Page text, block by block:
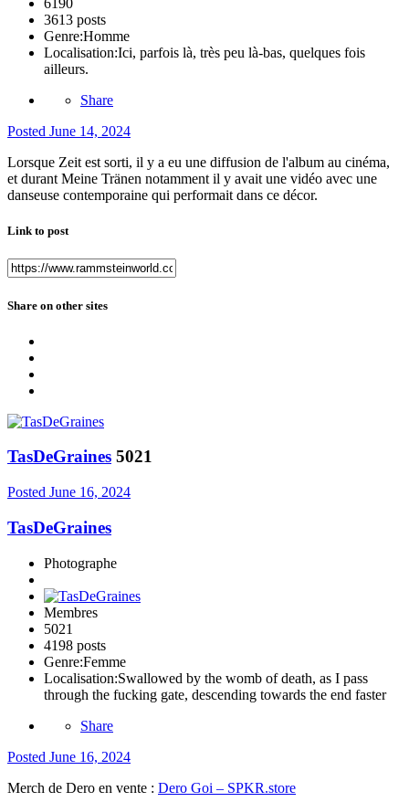
6190
3613 posts
Genre:Homme
Localisation:Ici, parfois là, très peu là-bas, quelques fois
ailleurs.
Share
Posted June 14, 2024
Lorsque Zeit est sorti, il y a eu une diffusion de l'album au cinéma,
et durant Meine Tränen notamment il y avait une vidéo avec une
danseuse contemporaine qui performait dans ce décor.
Link to post
Share on other sites
TasDeGraines 5021
Posted June 16, 2024
TasDeGraines
Photographe
Membres
5021
4198 posts
Genre:Femme
Localisation:Swallowed by the womb of death, as I pass
through the fucking gate, descending towards the end faster
Share
Posted June 16, 2024
Merch de Dero en vente : Dero Goi – SPKR.store